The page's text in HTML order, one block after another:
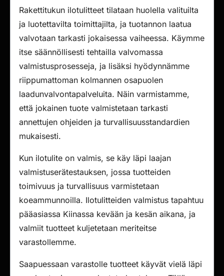
Rakettitukun ilotulitteet tilataan huolella valituilta
ja luotettavilta toimittajilta, ja tuotannon laatua
valvotaan tarkasti jokaisessa vaiheessa. Käymme
itse säännöllisesti tehtailla valvomassa
valmistusprosesseja, ja lisäksi hyödynnämme
riippumattoman kolmannen osapuolen
laadunvalvontapalveluita. Näin varmistamme,
että jokainen tuote valmistetaan tarkasti
annettujen ohjeiden ja turvallisuusstandardien
mukaisesti.
Kun ilotulite on valmis, se käy läpi laajan
valmistuserätestauksen, jossa tuotteiden
toimivuus ja turvallisuus varmistetaan
koeammunnoilla. Ilotulitteiden valmistus tapahtuu
pääasiassa Kiinassa kevään ja kesän aikana, ja
valmiit tuotteet kuljetetaan meriteitse
varastollemme.
Saapuessaan varastolle tuotteet käyvät vielä läpi